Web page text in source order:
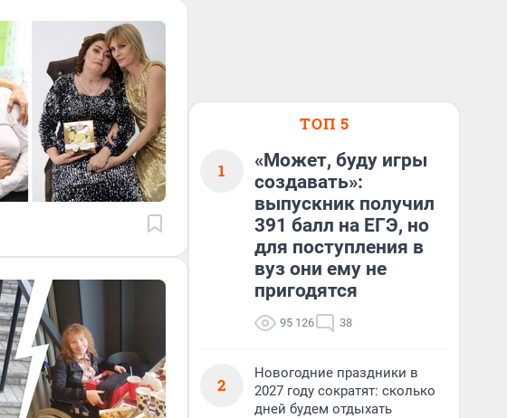
ТОП 5
1
«Может, буду игры
создавать»:
выпускник получил
391 балл на ЕГЭ, но
для поступления в
вуз они ему не
пригодятся
95 126 38
2
Новогодние праздники в
2027 году сократят: сколько
дней будем отдыхать